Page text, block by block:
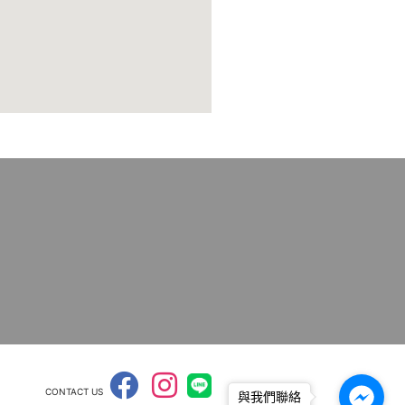
CONTACT US 與我們聯絡